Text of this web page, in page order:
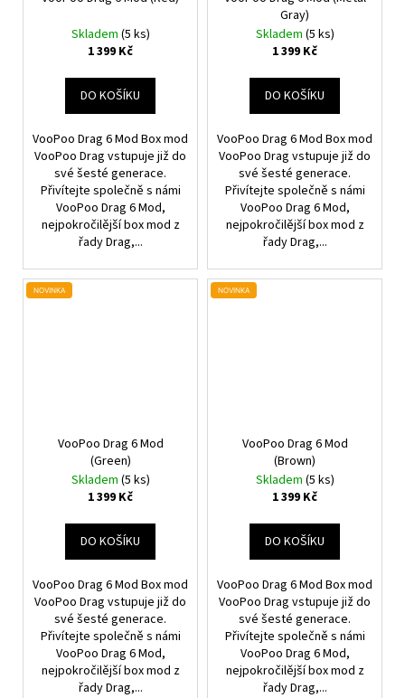
Skladem (5 ks)
1 399 Kč
DO KOŠÍKU
VooPoo Drag 6 Mod Box mod
VooPoo Drag vstupuje již do
své šesté generace.
Přivítejte společně s námi
VooPoo Drag 6 Mod,
nejpokročilější box mod z
řady Drag,...
Gray)
Skladem (5 ks)
1 399 Kč
DO KOŠÍKU
VooPoo Drag 6 Mod Box mod
VooPoo Drag vstupuje již do
své šesté generace.
Přivítejte společně s námi
VooPoo Drag 6 Mod,
nejpokročilější box mod z
řady Drag,...
NOVINKA
VooPoo Drag 6 Mod
(Green)
Skladem (5 ks)
1 399 Kč
DO KOŠÍKU
VooPoo Drag 6 Mod Box mod
VooPoo Drag vstupuje již do
své šesté generace.
Přivítejte společně s námi
VooPoo Drag 6 Mod,
nejpokročilější box mod z
řady Drag,...
NOVINKA
VooPoo Drag 6 Mod
(Brown)
Skladem (5 ks)
1 399 Kč
DO KOŠÍKU
VooPoo Drag 6 Mod Box mod
VooPoo Drag vstupuje již do
své šesté generace.
Přivítejte společně s námi
VooPoo Drag 6 Mod,
nejpokročilější box mod z
řady Drag,...